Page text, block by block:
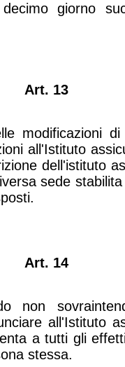
giorno
Art. 13
modificazioni
all'Istituto
dell'istituto
sede
Art. 14
non
all'Istituto
a tutti gli
stessa.